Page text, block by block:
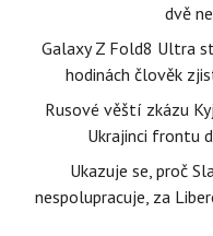
dvě
Galaxy Z Fold8 Ultra
hodinách člověk
Rusové věští zkázu
Ukrajinci frontu
Ukazuje se, proč
nespolupracuje, za